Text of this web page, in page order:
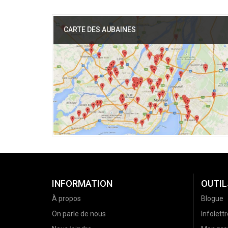
CARTE DES AUBAINES
INFORMATION
À propos
On parle de nous
Blogue